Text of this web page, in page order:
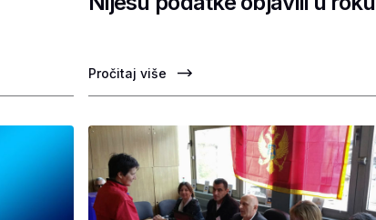
Pročitaj više